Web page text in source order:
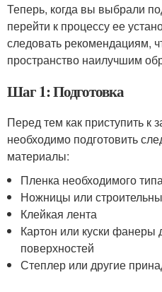
Теперь, когда вы выбрали
перейти к процессу ее
следовать рекомендациям,
пространство наилучшим
Шаг 1: Подготовка
Перед тем как приступить к
необходимо подготовить
материалы:
Пленка необходимого
Ножницы или
Клейкая лента
Картон или куски
поверхностей
Степлер или другие